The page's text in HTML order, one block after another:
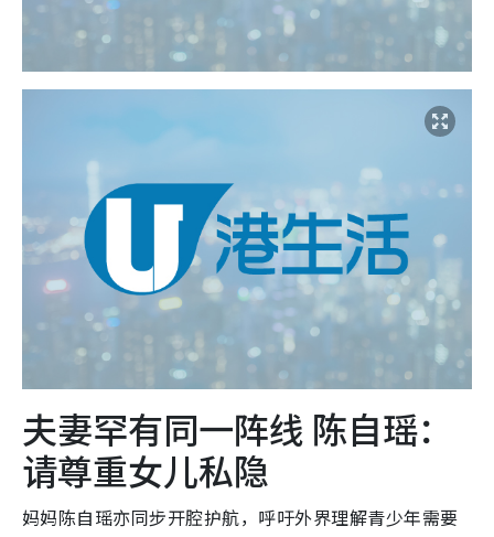
夫妻罕有同一阵线 陈自瑶：
请尊重女儿私隐
妈妈陈自瑶亦同步开腔护航，呼吁外界理解青少年需要